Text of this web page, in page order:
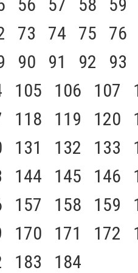
56 57 58
59
73 74 75
76
90 91 92
93
105 106 107
118 119 120
131 132 133
144 145 146
157 158 159
170 171 172
183 184